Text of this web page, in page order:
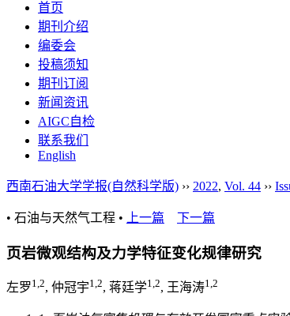
首页
期刊介绍
编委会
投稿须知
期刊订阅
新闻资讯
AIGC自检
联系我们
English
西南石油大学学报(自然科学版) ›› 2022, Vol. 44 ››
• 石油与天然气工程 • 上一篇 下一篇
页岩微观结构及力学特征变化规律研究
左罗1,2, 仲冠宇1,2, 蒋廷学1,2, 王海涛1,2